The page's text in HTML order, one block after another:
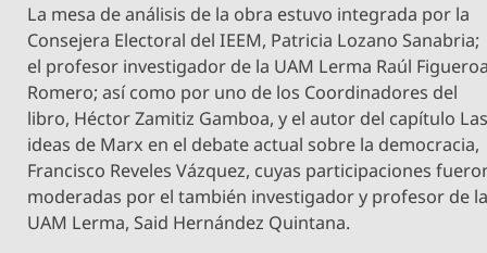
La mesa de análisis de la obra estuvo integrada por la
Consejera Electoral del IEEM, Patricia Lozano Sanabria;
el profesor investigador de la UAM Lerma Raúl
Romero; así como por uno de los Coordinadores del
libro, Héctor Zamitiz Gamboa, y el autor del capítulo
ideas de Marx en el debate actual sobre la democracia,
Francisco Reveles Vázquez, cuyas participaciones
moderadas por el también investigador y profesor de
UAM Lerma, Said Hernández Quintana.